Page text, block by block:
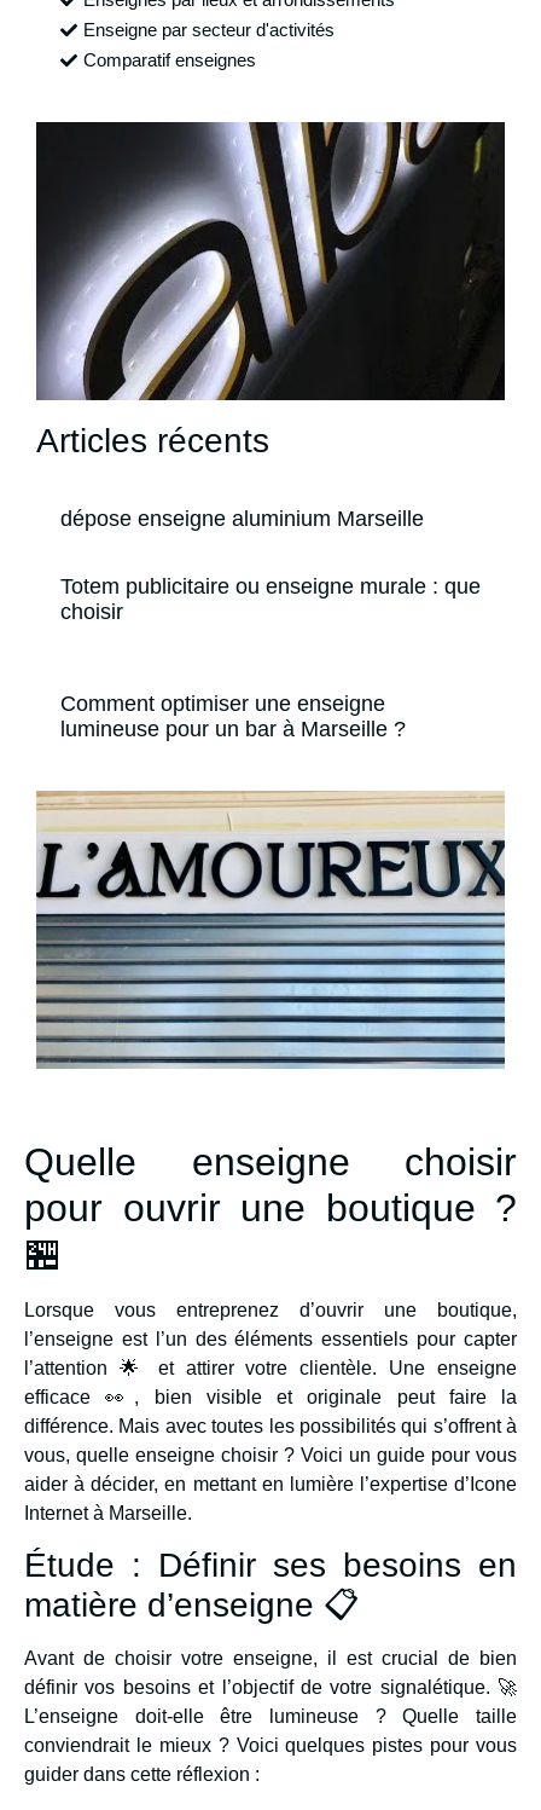
Enseigne par secteur d'activités
Comparatif enseignes
Articles récents
dépose enseigne aluminium Marseille
Totem publicitaire ou enseigne murale : que
choisir
Comment optimiser une enseigne
lumineuse pour un bar à Marseille ?
Quelle enseigne choisir
pour ouvrir une boutique ?
🏪
Lorsque vous entreprenez d’ouvrir une boutique,
l’enseigne est l’un des éléments essentiels pour capter
l’attention 🌟 et attirer votre clientèle. Une enseigne
efficace 👀, bien visible et originale peut faire la
différence. Mais avec toutes les possibilités qui s’offrent à
vous, quelle enseigne choisir ? Voici un guide pour vous
aider à décider, en mettant en lumière l’expertise d’Icone
Internet à Marseille.
Étude : Définir ses besoins en
matière d’enseigne 📋
Avant de choisir votre enseigne, il est crucial de bien
définir vos besoins et l’objectif de votre signalétique. 🚀
L’enseigne doit-elle être lumineuse ? Quelle taille
conviendrait le mieux ? Voici quelques pistes pour vous
guider dans cette réflexion :